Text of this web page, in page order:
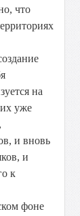
что
на
уже
и вновь
и
к
фоне